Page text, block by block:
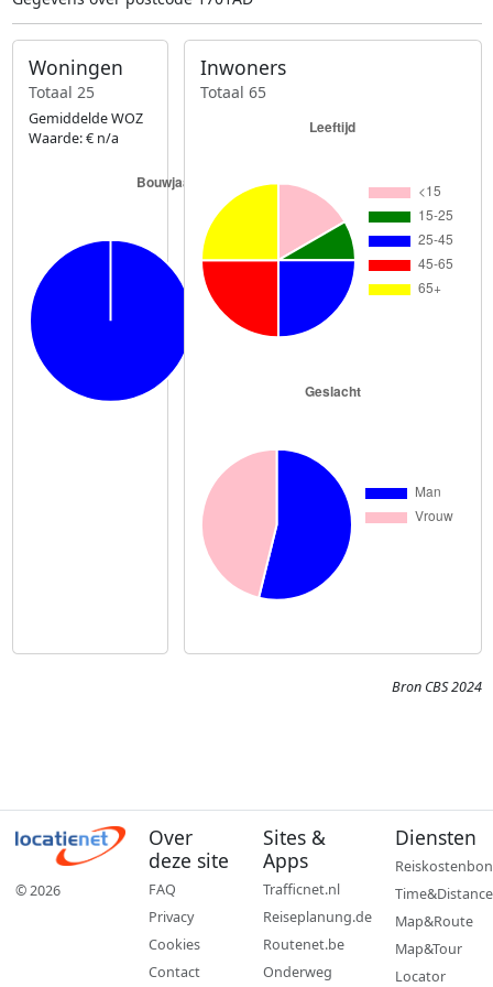
Woningen
Totaal 25
Gemiddelde WOZ
Waarde: € n/a
Inwoners
Totaal 65
Bron CBS 2024
© 2026
Over
deze site
FAQ
Privacy
Cookies
Contact
Sites &
Apps
Trafficnet.nl
Reiseplanung.de
Routenet.be
Onderweg
Diensten
Reiskostenbon
Time&Distance
Map&Route
Map&Tour
Locator